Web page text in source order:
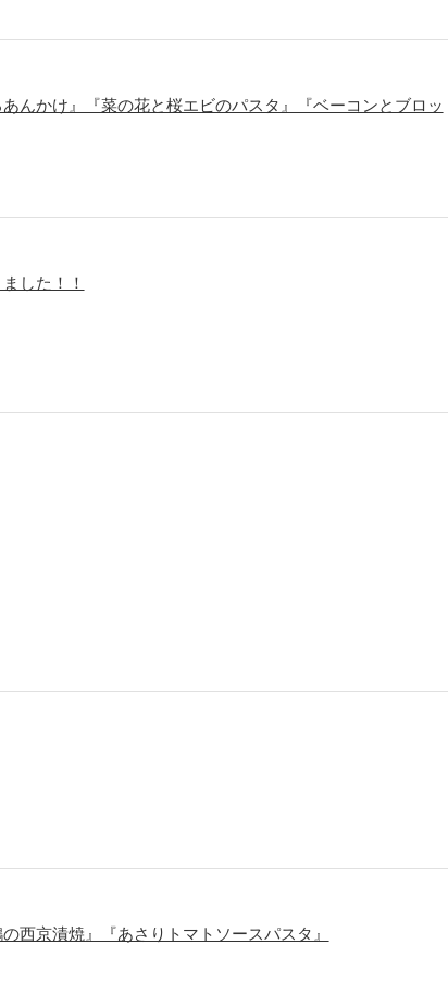
んかけ』『​菜の花と桜エビのパスタ』『ベーコンとブロッ
した！！
西京漬焼』『あさりトマトソースパスタ』